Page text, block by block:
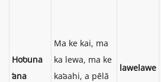
Hoʻouna
ʻana
Ma ke kai, ma
ka lewa, ma ke
kaʻaahi, a pēlā
lawelawe